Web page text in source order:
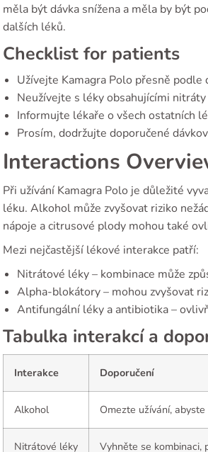
měla být dávka snížena a měla by být
dalších léků.
Checklist for patients
Užívejte Kamagra Polo přesně podle
Neužívejte s léky obsahujícími
Informujte lékaře o všech ostatních
Prosím, dodržujte doporučené
Interactions
Při užívání Kamagra Polo je důležité
léku. Alkohol může zvyšovat riziko
nápoje a citrusové plody mohou také
Mezi nejčastější lékové interakce patří:
Nitrátové léky – kombinace může
Alpha-blokátory – mohou zvyšovat
Antifungální léky a antibiotika –
Tabulka interakcí a
Interakce Doporučení
Alkohol Omezte užívání,
Nitrátové léky Vyhněte se kombinaci,